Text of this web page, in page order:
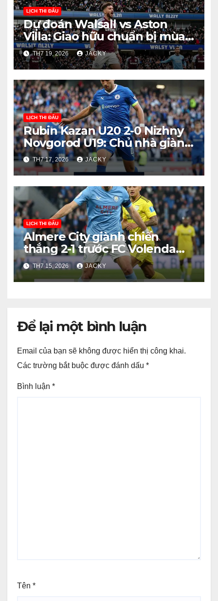
LỊCH THI ĐẤU
Dự đoán Walsall vs Aston
Villa: Giao hữu chuẩn bị mùa
giải 2026
TH7 19, 2026 JACKY
LỊCH THI ĐẤU
Rubin Kazan U20 2-0 Nizhny
Novgorod U19: Chủ nhà giành
chiến thắng quan trọng
TH7 17, 2026 JACKY
LỊCH THI ĐẤU
Almere City giành chiến
thắng 2-1 trước FC Volendam
trong trận giao hữu hôm nay
TH7 15, 2026 JACKY
Để lại một bình luận
Email của bạn sẽ không được hiển thị công khai.
Các trường bắt buộc được đánh dấu *
Bình luận *
Tên *